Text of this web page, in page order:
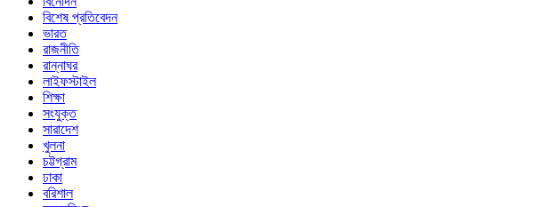
বিশেষ প্রতিবেদন
ভারত
রাজনীতি
রান্নাঘর
লাইফস্টাইল
শিক্ষা
সংযুক্ত
সারাদেশ
খুলনা
চট্টগ্রাম
ঢাকা
বরিশাল